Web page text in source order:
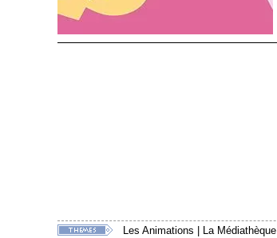
Les Animations
La Médiathèque